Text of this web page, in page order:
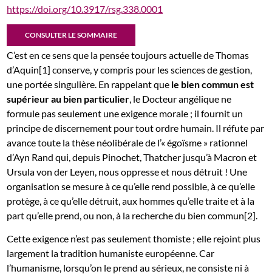
https://doi.org/10.3917/rsg.338.0001
CONSULTER LE SOMMAIRE
C’est en ce sens que la pensée toujours actuelle de Thomas
d’Aquin[1] conserve, y compris pour les sciences de gestion,
une portée singulière. En rappelant que le bien commun est
supérieur au bien particulier, le Docteur angélique ne
formule pas seulement une exigence morale ; il fournit un
principe de discernement pour tout ordre humain. Il réfute par
avance toute la thèse néolibérale de l’« égoïsme » rationnel
d’Ayn Rand qui, depuis Pinochet, Thatcher jusqu’à Macron et
Ursula von der Leyen, nous oppresse et nous détruit ! Une
organisation se mesure à ce qu’elle rend possible, à ce qu’elle
protège, à ce qu’elle détruit, aux hommes qu’elle traite et à la
part qu’elle prend, ou non, à la recherche du bien commun[2].
Cette exigence n’est pas seulement thomiste ; elle rejoint plus
largement la tradition humaniste européenne. Car
l’humanisme, lorsqu’on le prend au sérieux, ne consiste ni à